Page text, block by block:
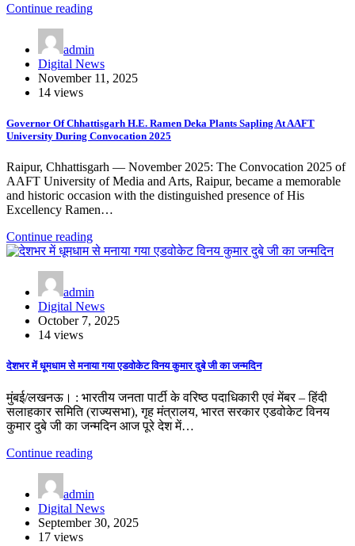
Continue reading
admin
Digital News
November 11, 2025
14 views
Governor Of Chhattisgarh H.E. Ramen Deka Plants Sapling At AAFT
University During Convocation 2025
Raipur, Chhattisgarh — November 2025: The Convocation 2025 of
AAFT University of Media and Arts, Raipur, became a memorable
and historic occasion with the distinguished presence of His
Excellency Ramen…
Continue reading
admin
Digital News
October 7, 2025
14 views
देशभर में धूमधाम से मनाया गया एडवोकेट विनय कुमार दुबे जी का जन्मदिन
मुंबई/लखनऊ। : भारतीय जनता पार्टी के वरिष्ठ पदाधिकारी एवं मेंबर – हिंदी
सलाहकार समिति (राज्यसभा), गृह मंत्रालय, भारत सरकार एडवोकेट विनय
कुमार दुबे जी का जन्मदिन आज पूरे देश में…
Continue reading
admin
Digital News
September 30, 2025
17 views